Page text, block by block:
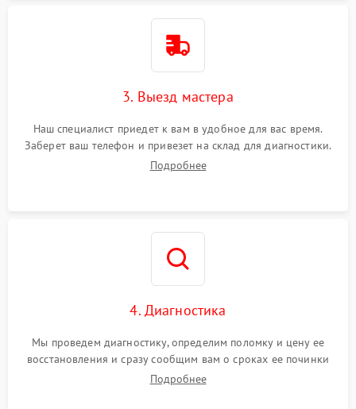
3. Выезд мастера
Наш специалист приедет к вам в удобное для вас время.
Заберет ваш телефон и привезет на склад для диагностики.
Подробнее
4. Диагностика
Мы проведем диагностику, определим поломку и цену ее
восстановления и сразу сообщим вам о сроках ее починки
Подробнее